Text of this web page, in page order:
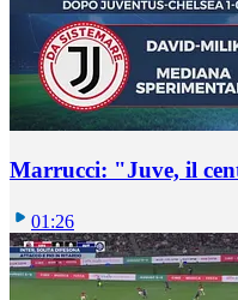
Marrucci: "Juve, il
01:26